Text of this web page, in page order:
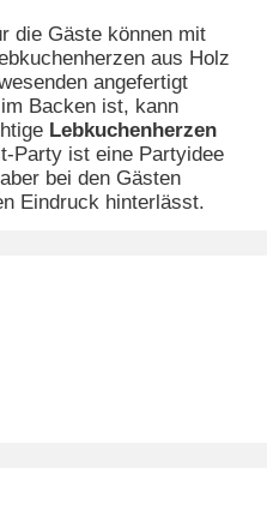
die Gäste können mit
aus Holz
angefertigt
Backen ist, kann
Lebkuchenherzen
Party ist eine Partyidee
bei den Gästen
Eindruck hinterlässt.